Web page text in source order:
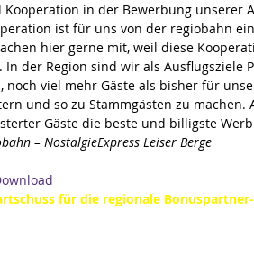
in der Bewerbung unserer
ist für uns von der regiobahn
hier gerne mit, weil diese
der Region sind wir als Ausflugsziele
noch viel mehr Gäste als bisher für
und so zu Stammgästen zu machen.
Gäste die beste und billigste
– NostalgieExpress Leiser Berge
für die regionale